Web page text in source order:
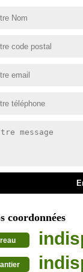
coordonnées